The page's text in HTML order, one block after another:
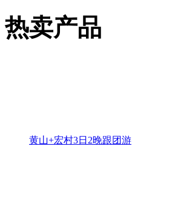
热卖产品
黄山+宏村3日2晚跟团游